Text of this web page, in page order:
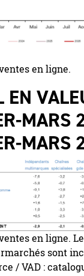
en ligne.
EN
MARS
MARS
en ligne.
sont
/ VAD :